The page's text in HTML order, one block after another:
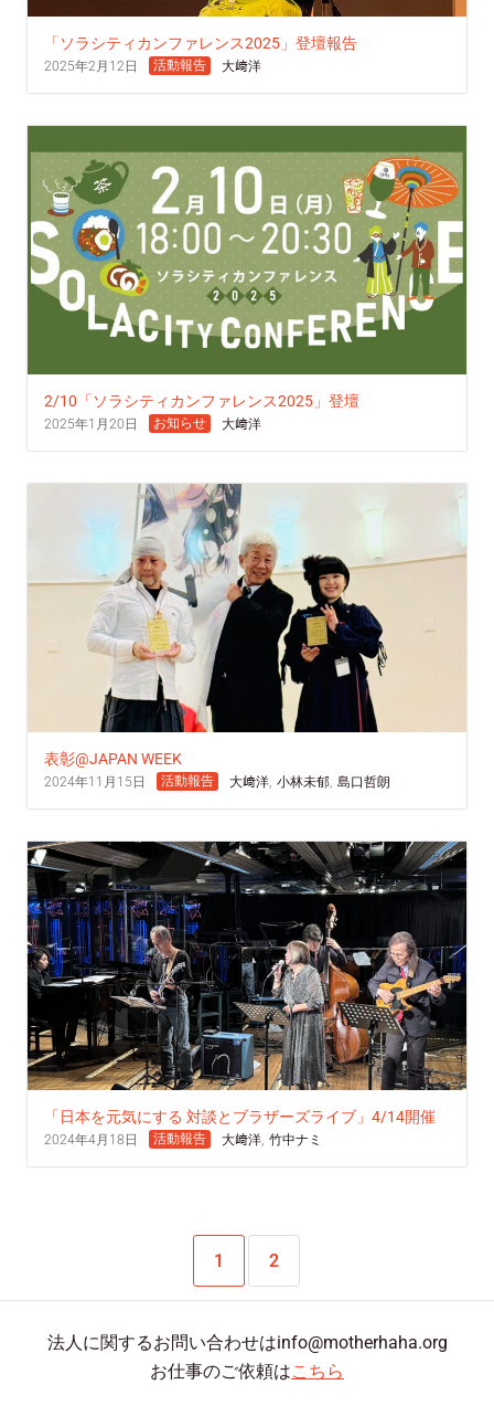
「ソラシティカンファレンス2025」登壇報告
2025年2月12日 活動報告 大﨑洋
2/10「ソラシティカンファレンス2025」登壇
2025年1月20日 お知らせ 大﨑洋
表彰@JAPAN WEEK
2024年11月15日 活動報告 大﨑洋 小林未郁 島口哲朗
「日本を元気にする 対談とブラザーズライブ」4/14開催
2024年4月18日 活動報告 大﨑洋 竹中ナミ
1 2
法人に関するお問い合わせはinfo@motherhaha.org
お仕事のご依頼はこちら